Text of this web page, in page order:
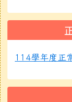
114學年度正